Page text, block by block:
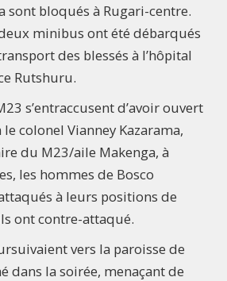
sont bloqués à Rugari-centre.
minibus ont été débarqués
des blessés à l’hôpital
Rutshuru.
s’entraccusent d’avoir ouvert
colonel Vianney Kazarama,
du M23/aile Makenga, à
les hommes de Bosco
à leurs positions de
ont contre-attaqué.
vers la paroisse de
dans la soirée, menaçant de